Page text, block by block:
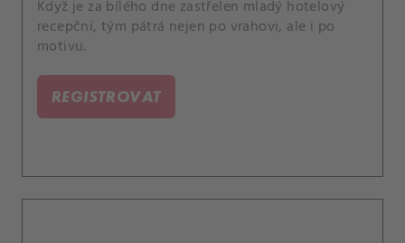
Když je za bílého dne zastřelen mladý hotelový
recepční, tým pátrá nejen po vrahovi, ale i po
motivu.
REGISTROVAT